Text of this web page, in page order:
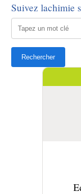
Suivez lachimie